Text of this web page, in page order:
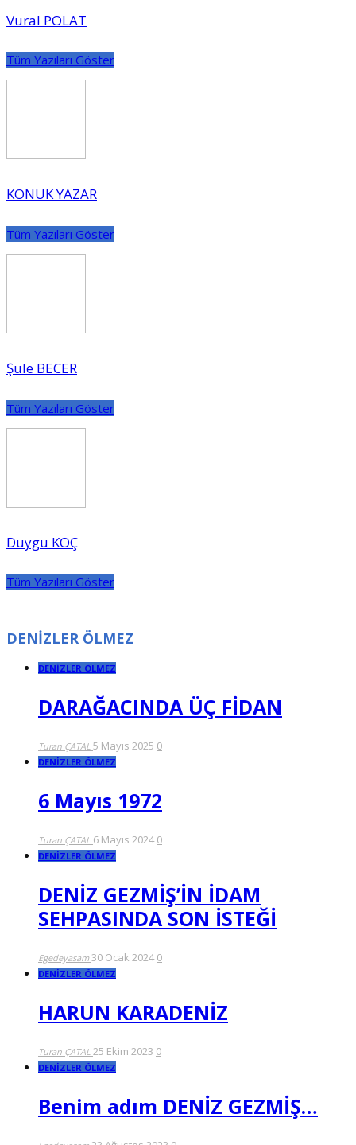
Vural POLAT
Tüm Yazıları Göster
KONUK YAZAR
Tüm Yazıları Göster
Şule BECER
Tüm Yazıları Göster
Duygu KOÇ
Tüm Yazıları Göster
DENİZLER ÖLMEZ
DENİZLER ÖLMEZ
DARAĞACINDA ÜÇ FİDAN
Turan ÇATAL 5 Mayıs 2025 0
DENİZLER ÖLMEZ
6 Mayıs 1972
Turan ÇATAL 6 Mayıs 2024 0
DENİZLER ÖLMEZ
DENİZ GEZMİŞ’İN İDAM
SEHPASINDA SON İSTEĞİ
Egedeyasam30 Ocak 2024 0
DENİZLER ÖLMEZ
HARUN KARADENİZ
Turan ÇATAL 25 Ekim 2023 0
DENİZLER ÖLMEZ
Benim adım DENİZ GEZMİŞ…